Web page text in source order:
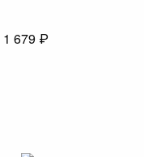
1 679 ₽